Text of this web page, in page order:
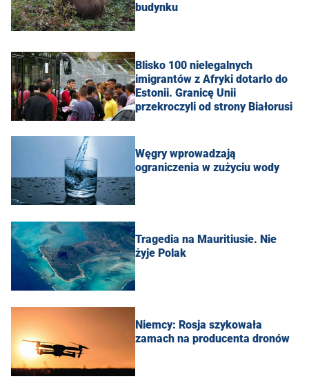
budynku
Blisko 100 nielegalnych
imigrantów z Afryki dotarło do
Estonii. Granicę Unii
przekroczyli od strony Białorusi
Węgry wprowadzają
ograniczenia w zużyciu wody
Tragedia na Mauritiusie. Nie
żyje Polak
Niemcy: Rosja szykowała
zamach na producenta dronów